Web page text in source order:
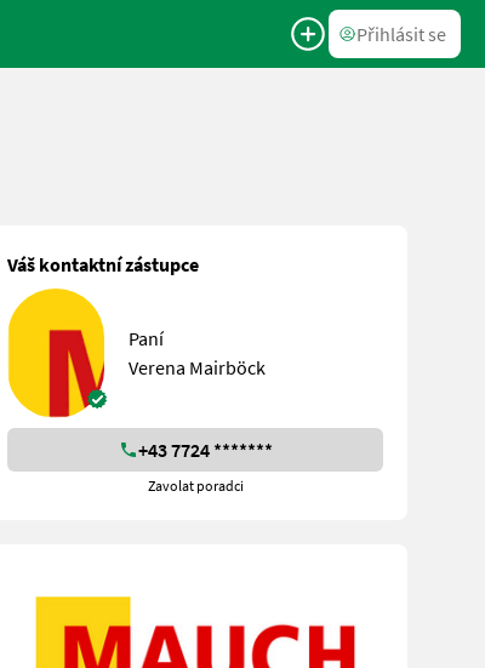
Přihlásit se
Váš kontaktní zástupce
Paní
Verena Mairböck
+43 7724 *******
Zavolat poradci